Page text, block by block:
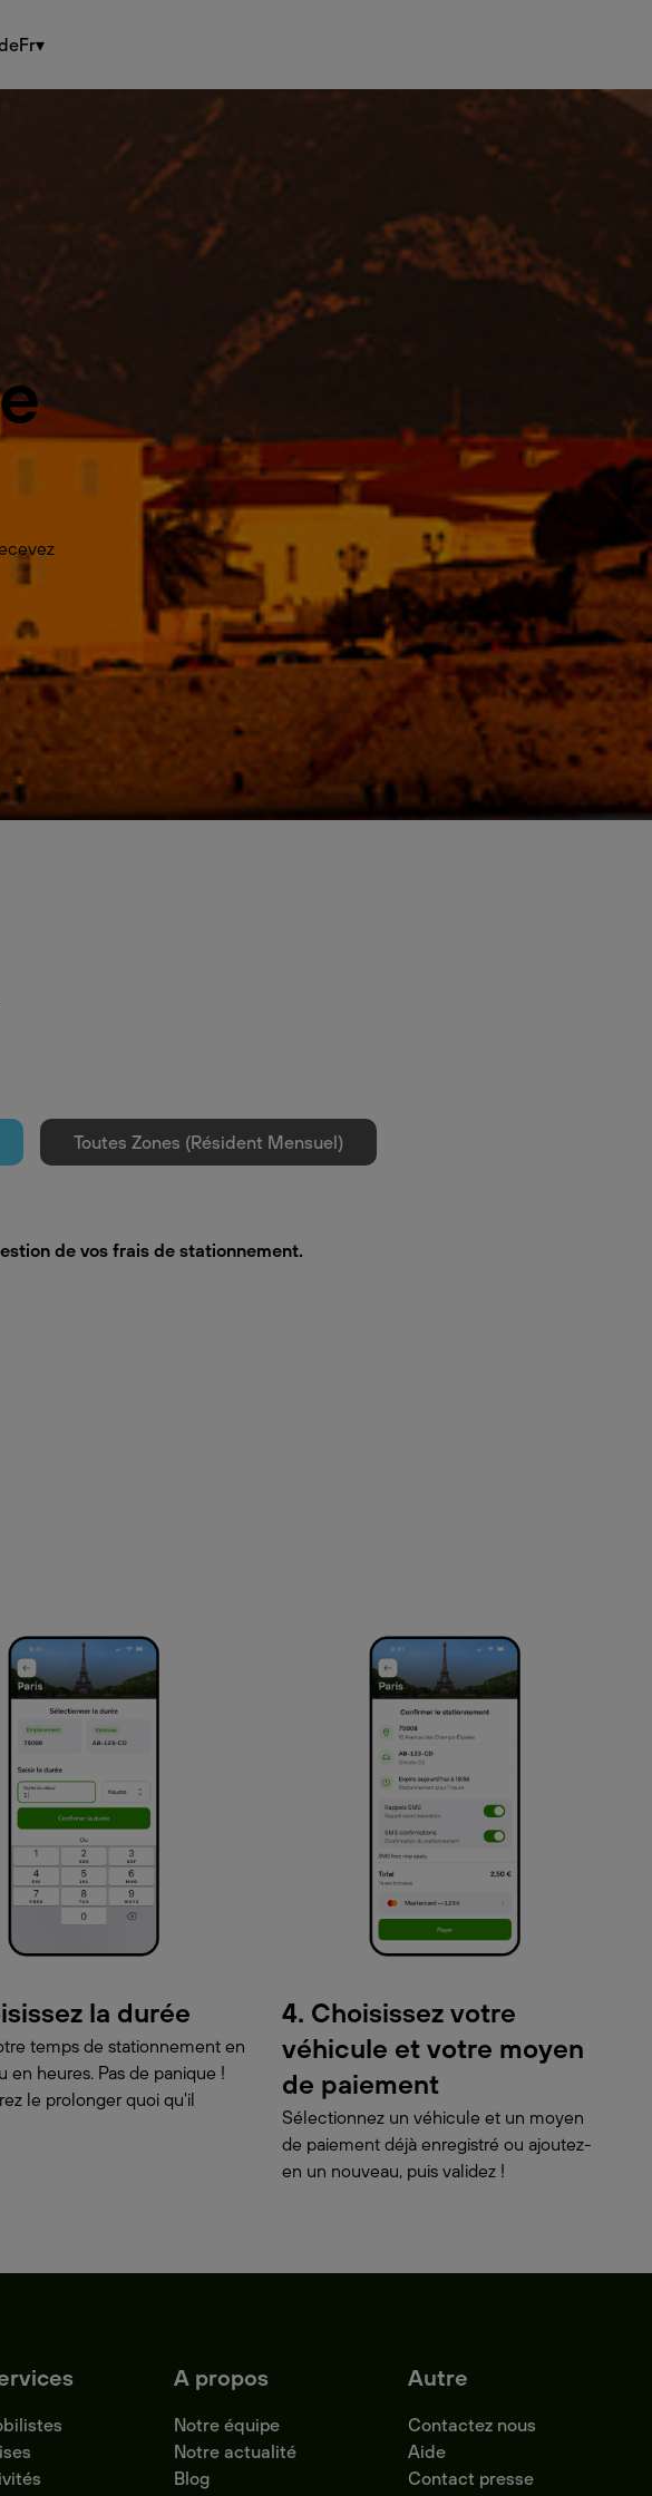
Fr▾
Toutes Zones (Résident Mensuel)
de vos frais de stationnement.
la durée
temps de stationnement en
en heures. Pas de panique !
le prolonger quoi qu'il
4. Choisissez votre
véhicule et votre moyen
de paiement
Sélectionnez un véhicule et un moyen
de paiement déjà enregistré ou ajoutez-
en un nouveau, puis validez !
A propos
Notre équipe
Notre actualité
Blog
Autre
Contactez nous
Aide
Contact presse